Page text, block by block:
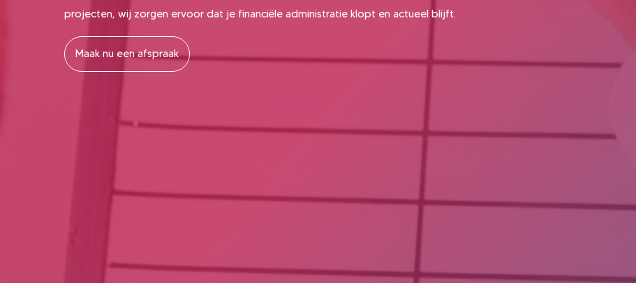
projecten, wij zorgen ervoor dat je financiële administratie klopt en actueel blijft.
Maak nu een afspraak